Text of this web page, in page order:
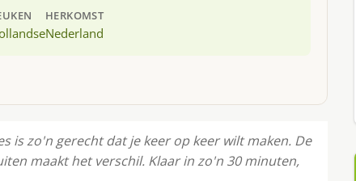
HERKOMST
Nederland
is zo'n gerecht dat je keer op keer wilt maken. De
maakt het verschil. Klaar in zo'n 30 minuten,